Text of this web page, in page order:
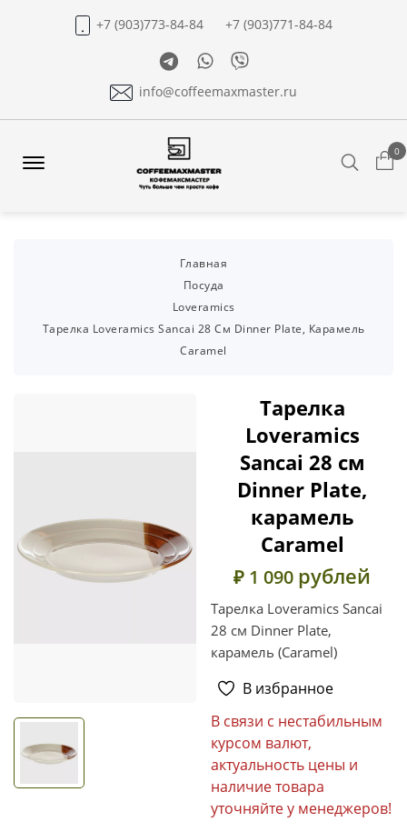
+7 (903)773-84-84
+7 (903)771-84-84
TelegramWhatsapp
Viber
info@coffeemaxmaster.ru
0
Главная
Посуда
Loveramics
Тарелка Loveramics Sancai 28 См Dinner Plate, Карамель
Caramel
Тарелка
Loveramics
Sancai 28 см
Dinner Plate,
карамель
Caramel
₽ 1 090 рублей
Тарелка Loveramics Sancai
28 см Dinner Plate,
карамель (Caramel)
В избранное
В связи с нестабильным
курсом валют,
актуальность цены и
наличие товара
уточняйте у менеджеров!